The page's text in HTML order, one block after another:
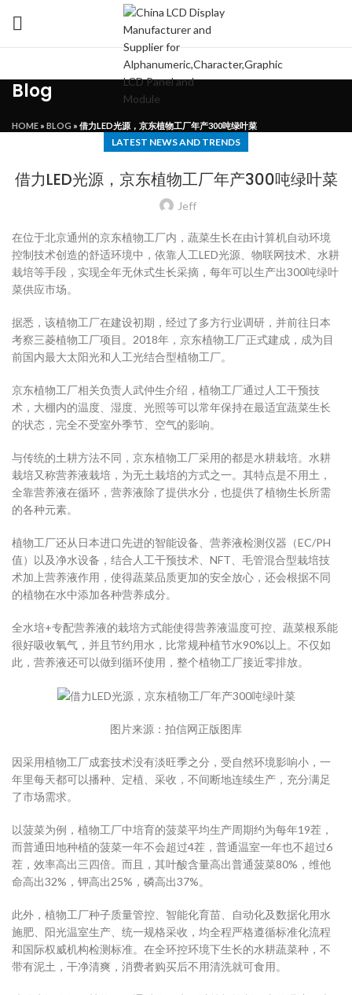
Blog
HOME » BLOG » 借力LED光源，京东植物工厂年产300吨绿叶菜
LATEST NEWS AND TRENDS
借力LED光源，京东植物工厂年产300吨绿叶菜
Jeff
在位于北京通州的京东植物工厂内，蔬菜生长在由计算机自动环境
控制技术创造的舒适环境中，依靠人工LED光源、物联网技术、水耕
栽培等手段，实现全年无休式生长采摘，每年可以生产出300吨绿叶
菜供应市场。
据悉，该植物工厂在建设初期，经过了多方行业调研，并前往日本
考察三菱植物工厂项目。2018年，京东植物工厂正式建成，成为目
前国内最大太阳光和人工光结合型植物工厂。
京东植物工厂相关负责人武仲生介绍，植物工厂通过人工干预技
术，大棚内的温度、湿度、光照等可以常年保持在最适宜蔬菜生长
的状态，完全不受室外季节、空气的影响。
与传统的土耕方法不同，京东植物工厂采用的都是水耕栽培。水耕
栽培又称营养液栽培，为无土栽培的方式之一。其特点是不用土，
全靠营养液在循环，营养液除了提供水分，也提供了植物生长所需
的各种元素。
植物工厂还从日本进口先进的智能设备、营养液检测仪器（EC/PH
值）以及净水设备，结合人工干预技术、NFT、毛管混合型栽培技
术加上营养液作用，使得蔬菜品质更加的安全放心，还会根据不同
的植物在水中添加各种营养成分。
全水培+专配营养液的栽培方式能使得营养液温度可控、蔬菜根系能
很好吸收氧气，并且节约用水，比常规种植节水90%以上。不仅如
此，营养液还可以做到循环使用，整个植物工厂接近零排放。
图片来源：拍信网正版图库
因采用植物工厂成套技术没有淡旺季之分，受自然环境影响小，一
年里每天都可以播种、定植、采收，不间断地连续生产，充分满足
了市场需求。
以菠菜为例，植物工厂中培育的菠菜平均生产周期约为每年19茬，
而普通田地种植的菠菜一年不会超过4茬，普通温室一年也不超过6
茬，效率高出三四倍。而且，其叶酸含量高出普通菠菜80%，维他
命高出32%，钾高出25%，磷高出37%。
此外，植物工厂种子质量管控、智能化育苗、自动化及数据化用水
施肥、阳光温室生产、统一规格采收，均全程严格遵循标准化流程
和国际权威机构检测标准。在全环控环境下生长的水耕蔬菜种，不
带有泥土，干净清爽，消费者购买后不用清洗就可食用。